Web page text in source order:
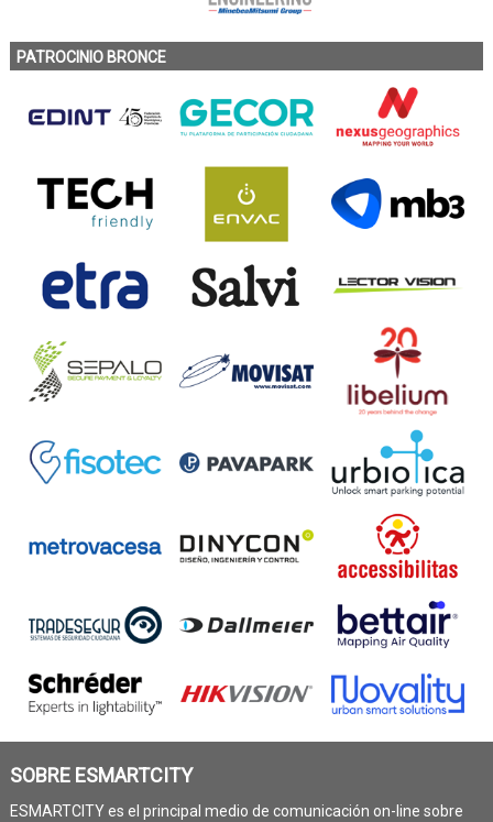
PATROCINIO BRONCE
SOBRE ESMARTCITY
ESMARTCITY es el principal medio de comunicación on-line sobre